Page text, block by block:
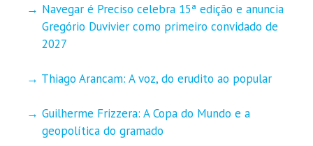
Navegar é Preciso celebra 15ª edição e anuncia
Gregório Duvivier como primeiro convidado de
2027
Thiago Arancam: A voz, do erudito ao popular
Guilherme Frizzera: A Copa do Mundo e a
geopolítica do gramado